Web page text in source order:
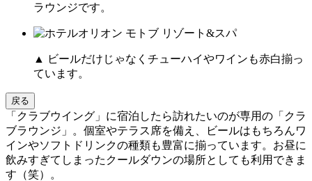
ラウンジです。
▲ ビールだけじゃなくチューハイやワインも赤白揃っ
ています。
戻る
「クラブウイング」に宿泊したら訪れたいのが専用の「クラ
ブラウンジ」。個室やテラス席を備え、ビールはもちろんワ
インやソフトドリンクの種類も豊富に揃っています。お昼に
飲みすぎてしまったクールダウンの場所としても利用できま
す（笑）。